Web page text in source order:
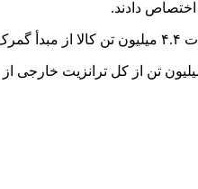
دادند.
است.